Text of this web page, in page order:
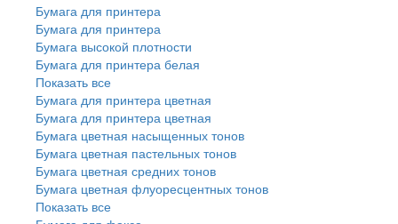
Бумага для принтера
Бумага для принтера
Бумага высокой плотности
Бумага для принтера белая
Показать все
Бумага для принтера цветная
Бумага для принтера цветная
Бумага цветная насыщенных тонов
Бумага цветная пастельных тонов
Бумага цветная средних тонов
Бумага цветная флуоресцентных тонов
Показать все